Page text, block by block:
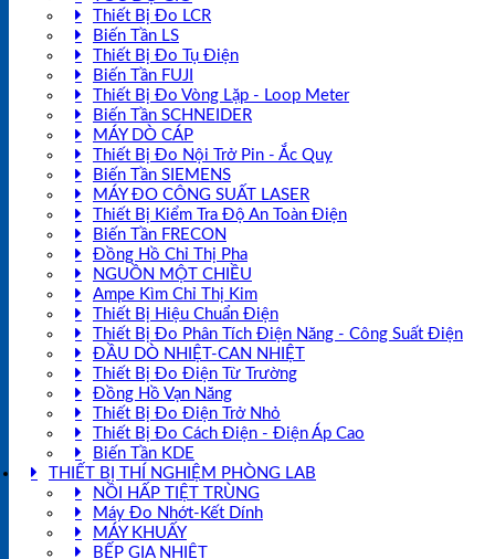
Thiết Bị Đo LCR
Biến Tần LS
Thiết Bị Đo Tụ Điện
Biến Tần FUJI
Thiết Bị Đo Vòng Lặp - Loop Meter
Biến Tần SCHNEIDER
MÁY DÒ CÁP
Thiết Bị Đo Nội Trở Pin - Ắc Quy
Biến Tần SIEMENS
MÁY ĐO CÔNG SUẤT LASER
Thiết Bị Kiểm Tra Độ An Toàn Điện
Biến Tần FRECON
Đồng Hồ Chỉ Thị Pha
NGUỒN MỘT CHIỀU
Ampe Kìm Chỉ Thị Kim
Thiết Bị Hiệu Chuẩn Điện
Thiết Bị Đo Phân Tích Điện Năng - Công Suất Điện
ĐẦU DÒ NHIỆT-CAN NHIỆT
Thiết Bị Đo Điện Từ Trường
Đồng Hồ Vạn Năng
Thiết Bị Đo Điện Trở Nhỏ
Thiết Bị Đo Cách Điện - Điện Áp Cao
Biến Tần KDE
THIẾT BỊ THÍ NGHIỆM PHÒNG LAB
NỒI HẤP TIỆT TRÙNG
Máy Đo Nhớt-Kết Dính
MÁY KHUẤY
BẾP GIA NHIỆT